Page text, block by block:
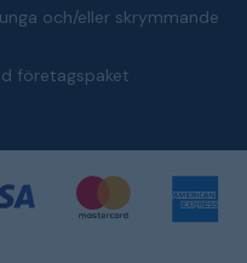
och/eller skrymmande
företagspaket